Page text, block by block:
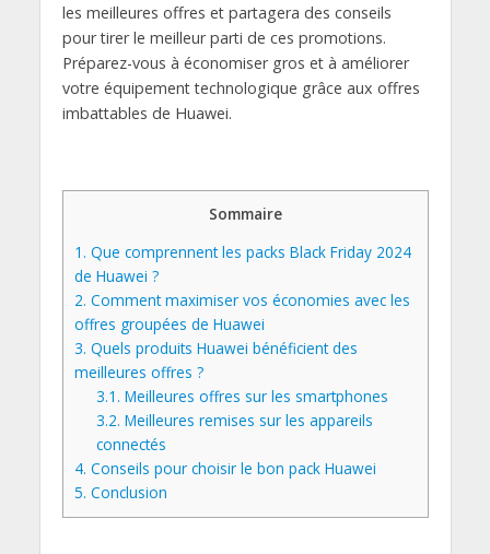
les meilleures offres et partagera des conseils
pour tirer le meilleur parti de ces promotions.
Préparez-vous à économiser gros et à améliorer
votre équipement technologique grâce aux offres
imbattables de Huawei.
Sommaire
1. Que comprennent les packs Black Friday 2024
de Huawei ?
2. Comment maximiser vos économies avec les
offres groupées de Huawei
3. Quels produits Huawei bénéficient des
meilleures offres ?
3.1. Meilleures offres sur les smartphones
3.2. Meilleures remises sur les appareils
connectés
4. Conseils pour choisir le bon pack Huawei
5. Conclusion